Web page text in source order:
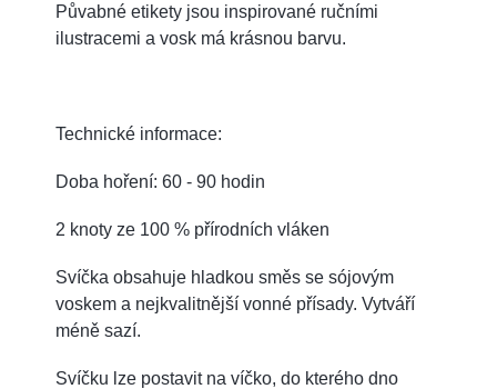
Půvabné etikety jsou inspirované ručními
ilustracemi a vosk má krásnou barvu.
Technické informace:
Doba hoření: 60 - 90 hodin
2 knoty ze 100 % přírodních vláken
Svíčka obsahuje hladkou směs se sójovým
voskem a nejkvalitnější vonné přísady. Vytváří
méně sazí.
Svíčku lze postavit na víčko, do kterého dno